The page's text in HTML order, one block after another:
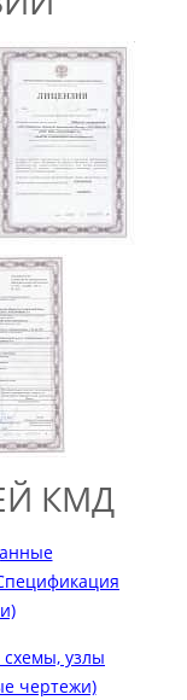
КМД
узлы
чертежи)